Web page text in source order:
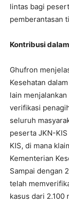
lintas bagi
pemberantasan
Kontribusi
Ghufron
Kesehatan
lain
verifikasi
seluruh
peserta JKN-
KIS, di mana
Kementerian
Sampai dengan
telah
kasus dari 2.100